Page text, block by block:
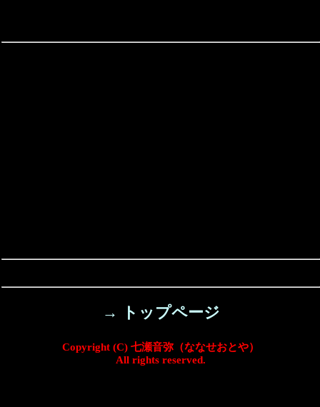
→ トップページ
Copyright (C) 七瀬音弥（ななせおとや）
All rights reserved.